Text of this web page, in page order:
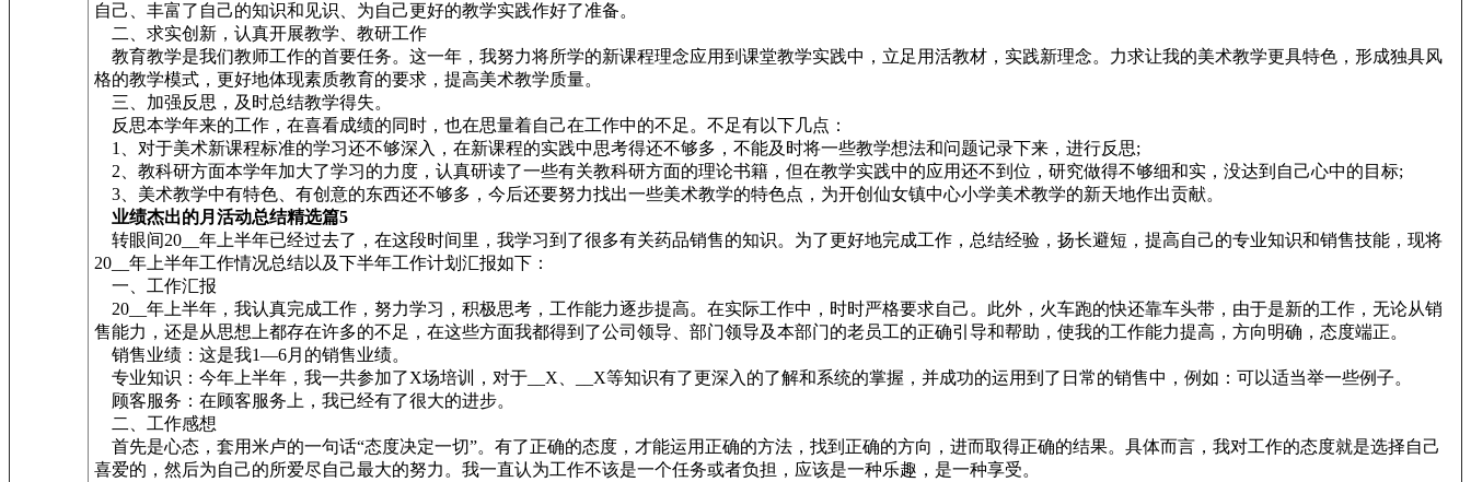
自己、丰富了自己的知识和见识、为自己更好的教学实践作好了准备。
二、求实创新，认真开展教学、教研工作
教育教学是我们教师工作的首要任务。这一年，我努力将所学的新课程理念应用到课堂教学实践中，立足用活教材，实践新理念。力求让我的美术教学更具特色，形成独具风
格的教学模式，更好地体现素质教育的要求，提高美术教学质量。
三、加强反思，及时总结教学得失。
反思本学年来的工作，在喜看成绩的同时，也在思量着自己在工作中的不足。不足有以下几点：
1、对于美术新课程标准的学习还不够深入，在新课程的实践中思考得还不够多，不能及时将一些教学想法和问题记录下来，进行反思;
2、教科研方面本学年加大了学习的力度，认真研读了一些有关教科研方面的理论书籍，但在教学实践中的应用还不到位，研究做得不够细和实，没达到自己心中的目标;
3、美术教学中有特色、有创意的东西还不够多，今后还要努力找出一些美术教学的特色点，为开创仙女镇中心小学美术教学的新天地作出贡献。
业绩杰出的月活动总结精选篇5
转眼间20__年上半年已经过去了，在这段时间里，我学习到了很多有关药品销售的知识。为了更好地完成工作，总结经验，扬长避短，提高自己的专业知识和销售技能，现将
20__年上半年工作情况总结以及下半年工作计划汇报如下：
一、工作汇报
20__年上半年，我认真完成工作，努力学习，积极思考，工作能力逐步提高。在实际工作中，时时严格要求自己。此外，火车跑的快还靠车头带，由于是新的工作，无论从销
售能力，还是从思想上都存在许多的不足，在这些方面我都得到了公司领导、部门领导及本部门的老员工的正确引导和帮助，使我的工作能力提高，方向明确，态度端正。
销售业绩：这是我1—6月的销售业绩。
专业知识：今年上半年，我一共参加了X场培训，对于__X、__X等知识有了更深入的了解和系统的掌握，并成功的运用到了日常的销售中，例如：可以适当举一些例子。
顾客服务：在顾客服务上，我已经有了很大的进步。
二、工作感想
首先是心态，套用米卢的一句话“态度决定一切”。有了正确的态度，才能运用正确的方法，找到正确的方向，进而取得正确的结果。具体而言，我对工作的态度就是选择自己
喜爱的，然后为自己的所爱尽自己最大的努力。我一直认为工作不该是一个任务或者负担，应该是一种乐趣，是一种享受。